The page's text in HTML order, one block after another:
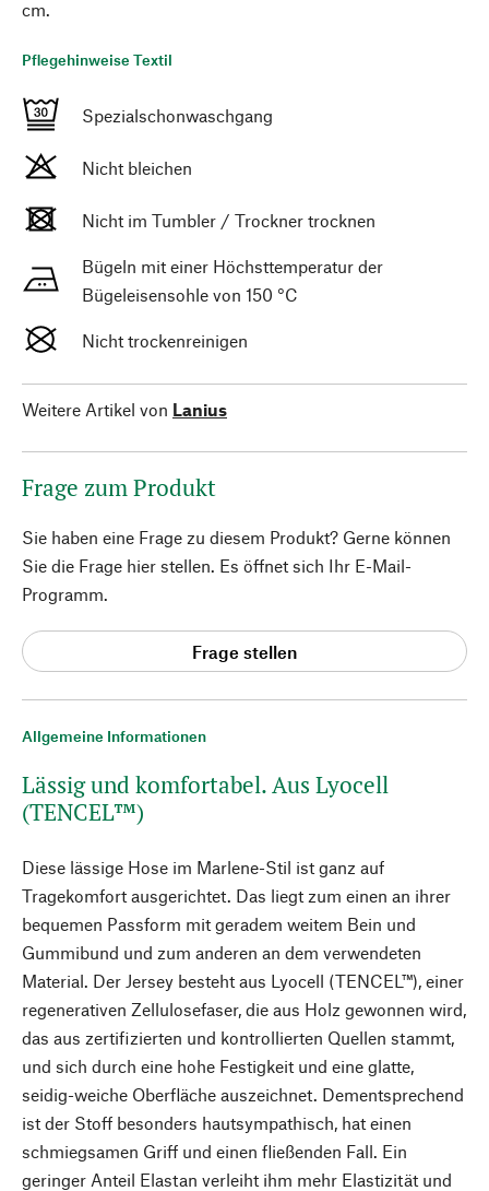
Allgemeine Informationen
Lässig und komfortabel. Aus Lyocell
(TENCEL™)
Diese lässige Hose im Marlene-Stil ist ganz auf
Tragekomfort ausgerichtet. Das liegt zum einen an ihrer
bequemen Passform mit geradem weitem Bein und
Gummibund und zum anderen an dem verwendeten
Material. Der Jersey besteht aus Lyocell (TENCEL™), einer
regenerativen Zellulosefaser, die aus Holz gewonnen wird,
das aus zertifizierten und kontrollierten Quellen stammt,
und sich durch eine hohe Festigkeit und eine glatte,
seidig-weiche Oberfläche auszeichnet. Dementsprechend
ist der Stoff besonders hautsympathisch, hat einen
schmiegsamen Griff und einen fließenden Fall. Ein
geringer Anteil Elastan verleiht ihm mehr Elastizität und
cm.
Pflegehinweise Textil
Spezialschonwaschgang
Nicht bleichen
Nicht im Tumbler / Trockner trocknen
Bügeln mit einer Höchsttemperatur der
Bügeleisensohle von 150 °C
Nicht trockenreinigen
Weitere Artikel von Lanius
Frage zum Produkt
Sie haben eine Frage zu diesem Produkt? Gerne können
Sie die Frage hier stellen. Es öffnet sich Ihr E-Mail-
Programm.
Frage stellen